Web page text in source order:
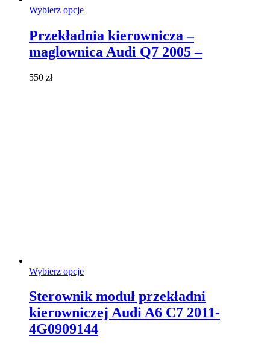
Wybierz opcjeTen
ma
wiele
wariantów.
Przekładnia kierownicza –
maglownica Audi Q7 2005 –
550 zł
Wybierz opcjeTen
ma
wiele
wariantów.
Opcje
można
Sterownik moduł przekładni
kierowniczej Audi A6 C7 2011-
4G0909144